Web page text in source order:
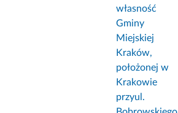
własność
Gminy
Miejskiej
Kraków,
położonej w
Krakowie
przyul.